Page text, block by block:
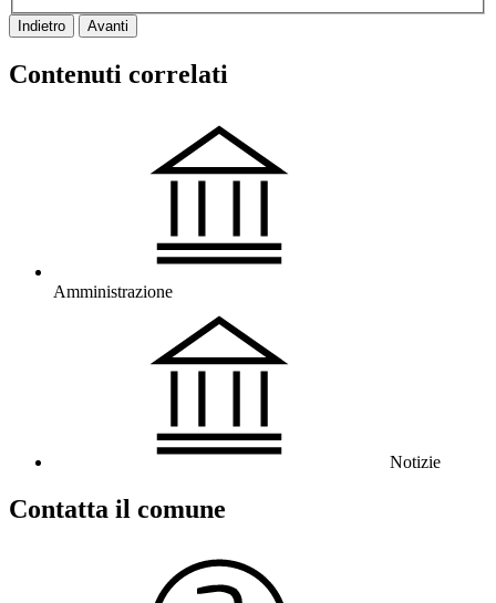
Indietro Avanti
Contenuti correlati
Amministrazione
Notizie
Contatta il comune